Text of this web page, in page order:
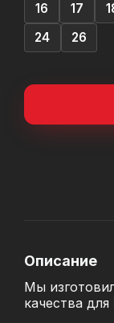
16 17
24
26
Описание
Мы
качества для